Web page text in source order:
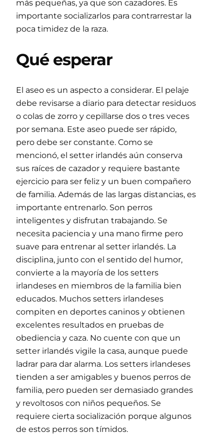
más pequeñas, ya que son cazadores. Es
importante socializarlos para contrarrestar la
poca timidez de la raza.
Qué esperar
El aseo es un aspecto a considerar. El pelaje
debe revisarse a diario para detectar residuos
o colas de zorro y cepillarse dos o tres veces
por semana. Este aseo puede ser rápido,
pero debe ser constante. Como se
mencionó, el setter irlandés aún conserva
sus raíces de cazador y requiere bastante
ejercicio para ser feliz y un buen compañero
de familia. Además de las largas distancias, es
importante entrenarlo. Son perros
inteligentes y disfrutan trabajando. Se
necesita paciencia y una mano firme pero
suave para entrenar al setter irlandés. La
disciplina, junto con el sentido del humor,
convierte a la mayoría de los setters
irlandeses en miembros de la familia bien
educados. Muchos setters irlandeses
compiten en deportes caninos y obtienen
excelentes resultados en pruebas de
obediencia y caza. No cuente con que un
setter irlandés vigile la casa, aunque puede
ladrar para dar alarma. Los setters irlandeses
tienden a ser amigables y buenos perros de
familia, pero pueden ser demasiado grandes
y revoltosos con niños pequeños. Se
requiere cierta socialización porque algunos
de estos perros son tímidos.